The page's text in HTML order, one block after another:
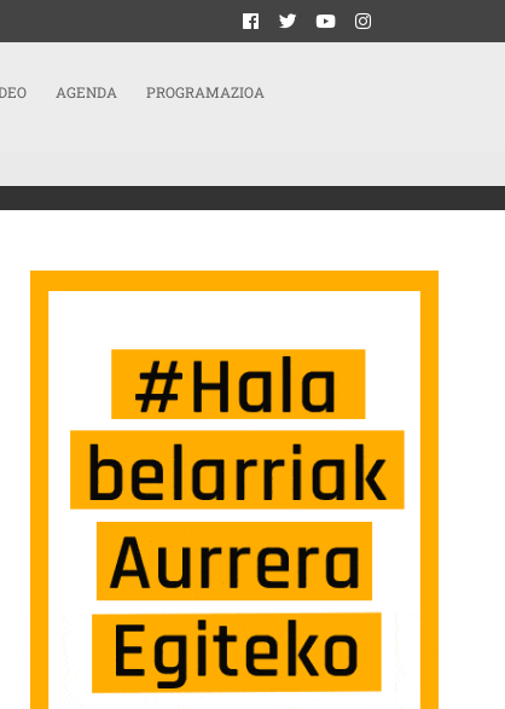
AGENDA PROGRAMAZIOA
BUKAERAN SARRERAN